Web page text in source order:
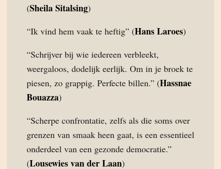
(Sheila Sitalsing)
“Ik vind hem vaak te heftig” (Hans Laroes)
“Schrijver bij wie iedereen verbleekt,
weergaloos, dodelijk eerlijk. Om in je broek te
piesen, zo grappig. Perfecte billen.” (Hassnae
Bouazza)
“Scherpe confrontatie, zelfs als die soms over
grenzen van smaak heen gaat, is een essentieel
onderdeel van een gezonde democratie.”
(Lousewies van der Laan)